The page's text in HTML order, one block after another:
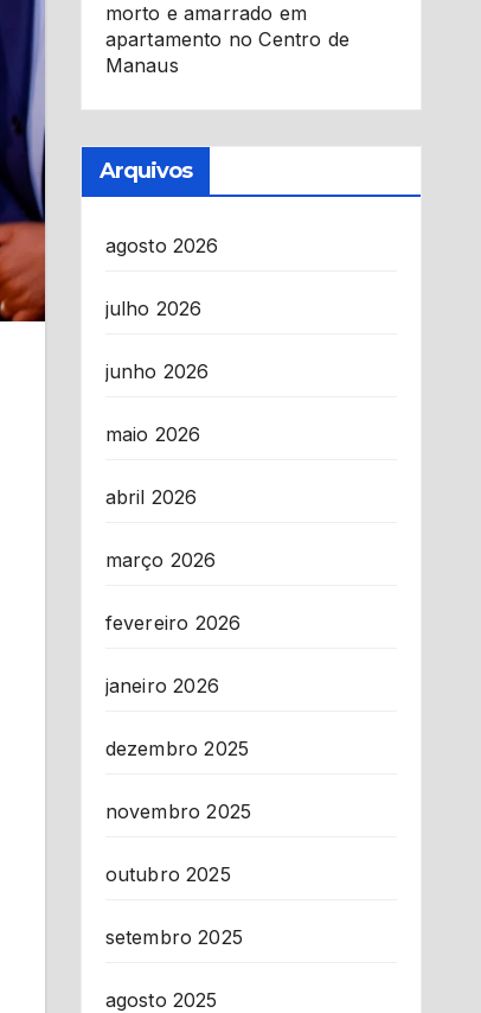
morto e amarrado em
apartamento no Centro de
Manaus
Arquivos
agosto 2026
julho 2026
junho 2026
maio 2026
abril 2026
março 2026
fevereiro 2026
janeiro 2026
dezembro 2025
novembro 2025
outubro 2025
setembro 2025
agosto 2025